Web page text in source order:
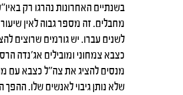
מחבלים. זה מספר גבוה לאין
לשנים עברו. יש גורמים שרוצים
כצבא צמחוני ומובילים אג'נדה
מנסים להציג את צה"ל כצבא עם
שלא נותן גיבוי לאנשים שלו. ההפך